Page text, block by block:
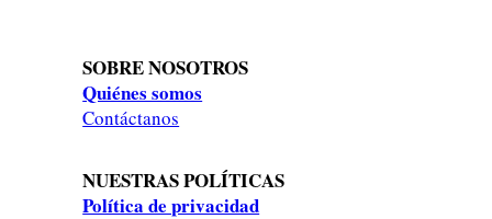
SOBRE NOSOTROS
Quiénes somos
Contáctanos
NUESTRAS POLÍTICAS
Política de privacidad